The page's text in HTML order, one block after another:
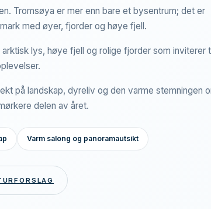
Tromsøya er mer enn bare et bysentrum; det er
med øyer, fjorder og høye fjell.
lys, høye fjell og rolige fjorder som inviterer
på landskap, dyreliv og den varme stemningen
delen av året.
Varm salong og panoramautsikt